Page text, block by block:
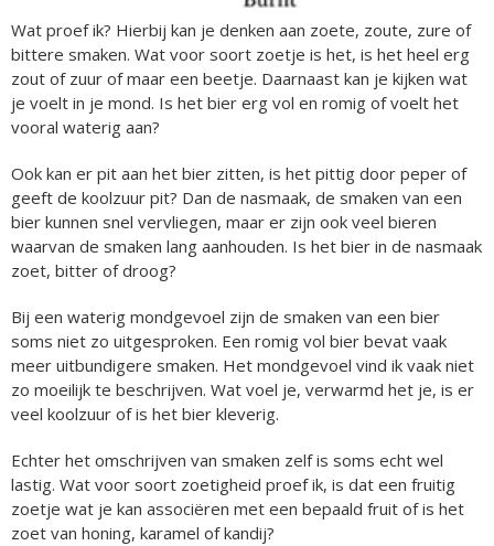
Wat proef ik? Hierbij kan je denken aan zoete, zoute, zure of
bittere smaken. Wat voor soort zoetje is het, is het heel erg
zout of zuur of maar een beetje. Daarnaast kan je kijken wat
je voelt in je mond. Is het bier erg vol en romig of voelt het
vooral waterig aan?
Ook kan er pit aan het bier zitten, is het pittig door peper of
geeft de koolzuur pit? Dan de nasmaak, de smaken van een
bier kunnen snel vervliegen, maar er zijn ook veel bieren
waarvan de smaken lang aanhouden. Is het bier in de nasmaak
zoet, bitter of droog?
Bij een waterig mondgevoel zijn de smaken van een bier
soms niet zo uitgesproken. Een romig vol bier bevat vaak
meer uitbundigere smaken. Het mondgevoel vind ik vaak niet
zo moeilijk te beschrijven. Wat voel je, verwarmd het je, is er
veel koolzuur of is het bier kleverig.
Echter het omschrijven van smaken zelf is soms echt wel
lastig. Wat voor soort zoetigheid proef ik, is dat een fruitig
zoetje wat je kan associëren met een bepaald fruit of is het
zoet van honing, karamel of kandij?